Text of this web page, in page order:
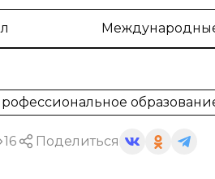
16 Поделиться